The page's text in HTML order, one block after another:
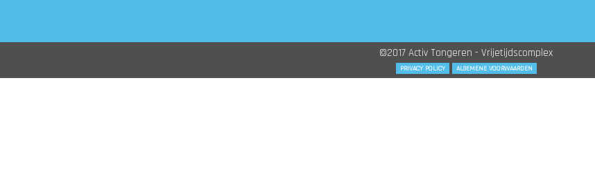
©2017 Activ Tongeren - Vrijetijdscomplex
PRIVACY POLICY ALGEMENE VOORWAARDEN